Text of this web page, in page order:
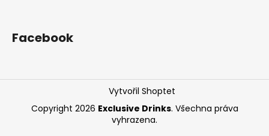
Facebook
Vytvořil Shoptet
Copyright 2026 Exclusive Drinks. Všechna práva
vyhrazena.